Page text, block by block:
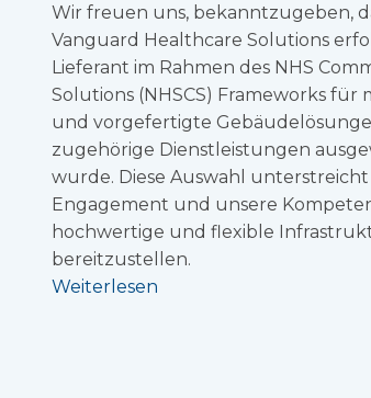
Wir freuen uns, bekanntzugeben,
Vanguard Healthcare Solutions
Lieferant im Rahmen des NHS
Solutions (NHSCS) Frameworks für
und vorgefertigte
zugehörige Dienstleistungen
wurde. Diese Auswahl
Engagement und unsere
hochwertige und flexible
bereitzustellen.
Weiterlesen